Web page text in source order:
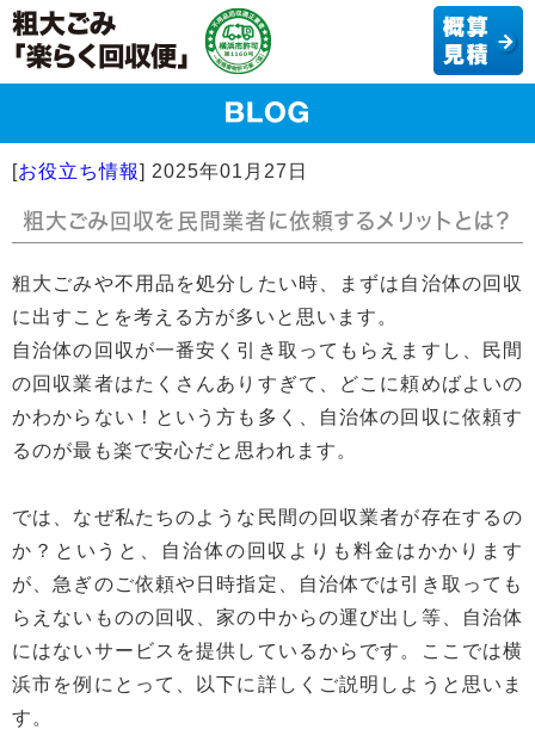
[お役立ち情報] 2025年01月27日
粗大ごみ回収を民間業者に依頼するメリットとは？
粗大ごみや不用品を処分したい時、まずは自治体の回収
に出すことを考える方が多いと思います。
自治体の回収が一番安く引き取ってもらえますし、民間
の回収業者はたくさんありすぎて、どこに頼めばよいの
かわからない！という方も多く、自治体の回収に依頼す
るのが最も楽で安心だと思われます。
では、なぜ私たちのような民間の回収業者が存在するの
か？というと、自治体の回収よりも料金はかかります
が、急ぎのご依頼や日時指定、自治体では引き取っても
らえないものの回収、家の中からの運び出し等、自治体
にはないサービスを提供しているからです。ここでは横
浜市を例にとって、以下に詳しくご説明しようと思いま
す。